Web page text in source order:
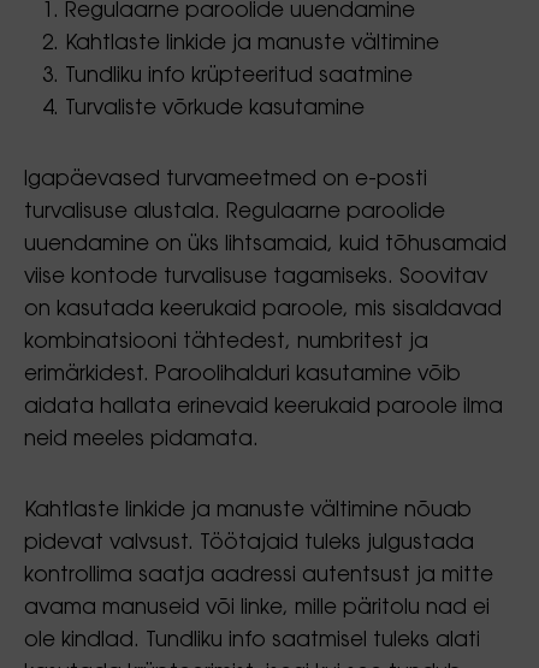
Regulaarne paroolide uuendamine
Kahtlaste linkide ja manuste vältimine
Tundliku info krüpteeritud saatmine
Turvaliste võrkude kasutamine
Igapäevased turvameetmed on e-posti
turvalisuse alustala. Regulaarne paroolide
uuendamine on üks lihtsamaid, kuid tõhusamaid
viise kontode turvalisuse tagamiseks. Soovitav
on kasutada keerukaid paroole, mis sisaldavad
kombinatsiooni tähtedest, numbritest ja
erimärkidest. Paroolihalduri kasutamine võib
aidata hallata erinevaid keerukaid paroole ilma
neid meeles pidamata.
Kahtlaste linkide ja manuste vältimine nõuab
pidevat valvsust. Töötajaid tuleks julgustada
kontrollima saatja aadressi autentsust ja mitte
avama manuseid või linke, mille päritolu nad ei
ole kindlad. Tundliku info saatmisel tuleks alati